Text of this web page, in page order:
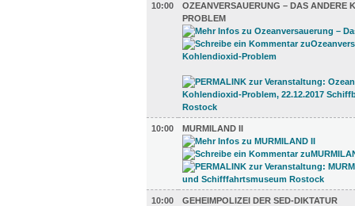
10:00
OZEANVERSAUERUNG – DAS ANDERE
PROBLEM
10:00 MURMILAND II
10:00 GEHEIMPOLIZEI DER SED-DIKTATUR